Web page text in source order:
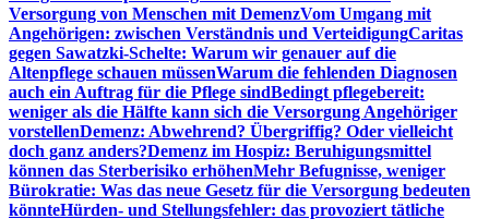
Versorgung von Menschen mit DemenzVom Umgang mit
Angehörigen: zwischen Verständnis und VerteidigungCaritas
gegen Sawatzki-Schelte: Warum wir genauer auf die
Altenpflege schauen müssenWarum die fehlenden Diagnosen
auch ein Auftrag für die Pflege sindBedingt pflegebereit:
weniger als die Hälfte kann sich die Versorgung Angehöriger
vorstellenDemenz: Abwehrend? Übergriffig? Oder vielleicht
doch ganz anders?Demenz im Hospiz: Beruhigungsmittel
können das Sterberisiko erhöhenMehr Befugnisse, weniger
Bürokratie: Was das neue Gesetz für die Versorgung bedeuten
könnteHürden- und Stellungsfehler: das provoziert tätliche